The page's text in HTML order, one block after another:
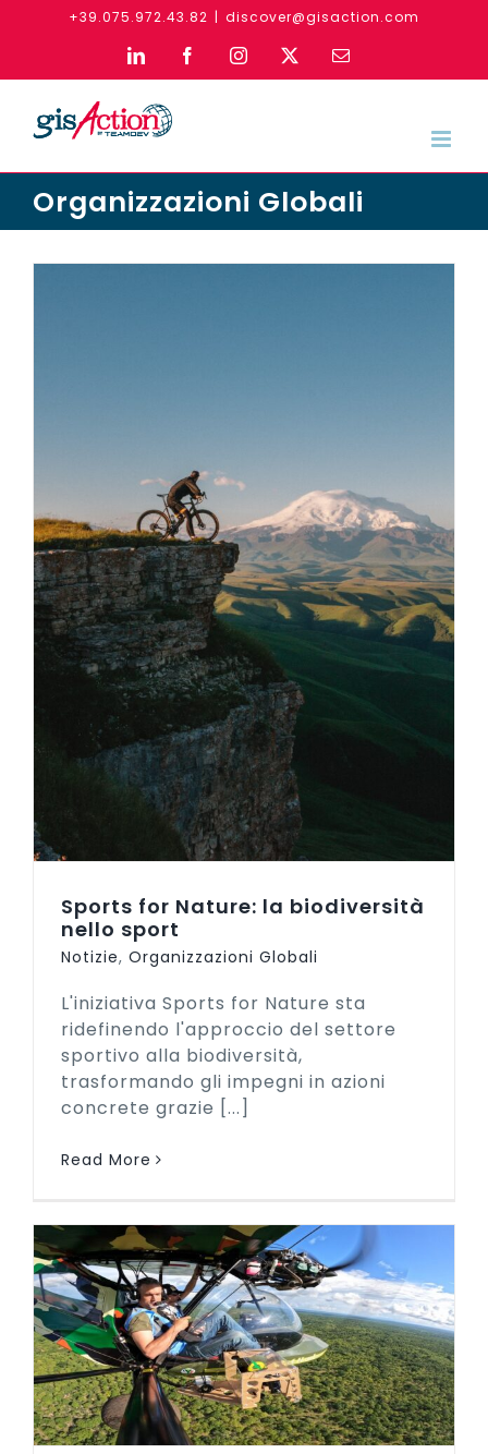
+39.075.972.43.82 | discover@gisaction.com
LinkedInFacebookInstagram Email
Organizzazioni Globali
Sports for Nature: la biodiversità
nello sport
Notizie, Organizzazioni Globali
L'iniziativa Sports for Nature sta
ridefinendo l'approccio del settore
sportivo alla biodiversità,
trasformando gli impegni in azioni
concrete grazie [...]
Read More